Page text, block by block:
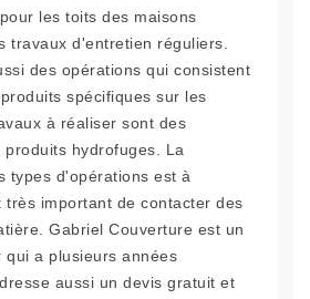
les toits des maisons
travaux d'entretien réguliers.
des opérations qui consistent
spécifiques sur les
à réaliser sont des
produits hydrofuges. La
types d'opérations est à
très important de contacter des
Gabriel Couverture est un
qui a plusieurs années
aussi un devis gratuit et